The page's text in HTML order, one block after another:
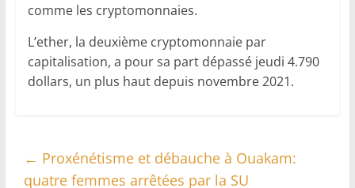
comme les cryptomonnaies.
L’ether, la deuxième cryptomonnaie par
capitalisation, a pour sa part dépassé jeudi 4.790
dollars, un plus haut depuis novembre 2021.
← Proxénétisme et débauche à Ouakam:
quatre femmes arrêtées par la SU